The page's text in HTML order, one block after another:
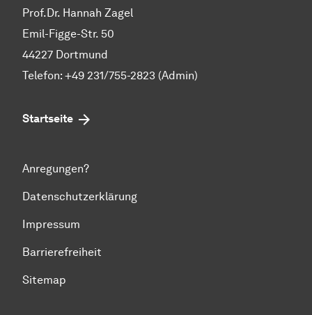
Prof.Dr. Hannah Zagel
Emil-Figge-Str. 50
44227 Dortmund
Telefon: +49 231/755-2823 (Admin)
Startseite
Anregungen?
Datenschutzerklärung
Impressum
Barrierefreiheit
Sitemap